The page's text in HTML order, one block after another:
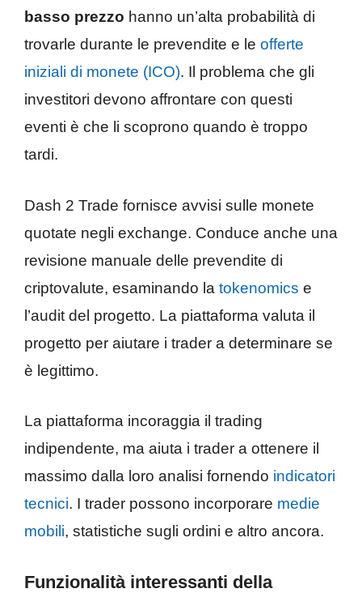
basso prezzo hanno un’alta probabilità di
trovarle durante le prevendite e le offerte
iniziali di monete (ICO). Il problema che gli
investitori devono affrontare con questi
eventi è che li scoprono quando è troppo
tardi.
Dash 2 Trade fornisce avvisi sulle monete
quotate negli exchange. Conduce anche una
revisione manuale delle prevendite di
criptovalute, esaminando la tokenomics e
l’audit del progetto. La piattaforma valuta il
progetto per aiutare i trader a determinare se
è legittimo.
La piattaforma incoraggia il trading
indipendente, ma aiuta i trader a ottenere il
massimo dalla loro analisi fornendo indicatori
tecnici. I trader possono incorporare medie
mobili, statistiche sugli ordini e altro ancora.
Funzionalità interessanti della